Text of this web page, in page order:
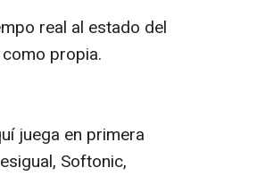
real al estado del
propia.
juega en primera
Softonic,